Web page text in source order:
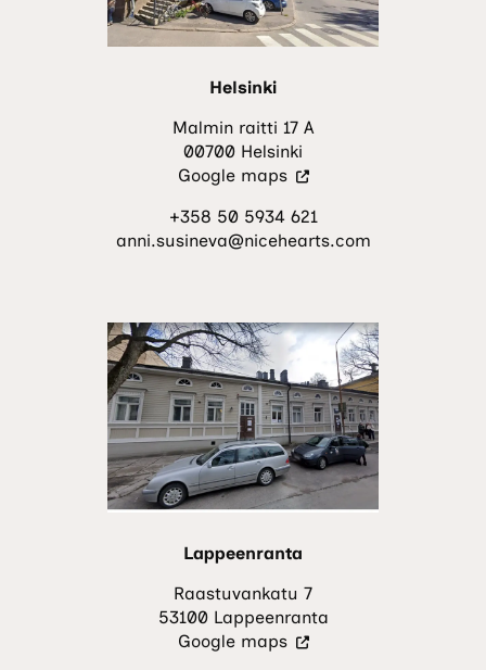
Helsinki
Malmin raitti 17 A
00700 Helsinki
Google maps(Vieraile
sivustolla.
Linkki
välilehteen.)
+358 50 5934 621
anni.susineva@nicehearts.com
Lappeenranta
Raastuvankatu 7
53100 Lappeenranta
Google maps(Vieraile